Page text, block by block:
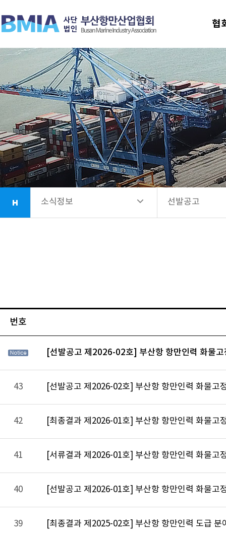
협
소식정보
업무소개
항만시설소개
회원사안내
소식정보
선발공고
번호
[선발공고 제2026-02호] 부산항 항만인력 화물고
43 [선발공고 제2026-02호] 부산항 항만인력 화물고
42 [최종결과 제2026-01호] 부산항 항만인력 화물고
41 [서류결과 제2026-01호] 부산항 항만인력 화물고
40 [선발공고 제2026-01호] 부산항 항만인력 화물고
39 [최종결과 제2025-02호] 부산항 항만인력 도급 분